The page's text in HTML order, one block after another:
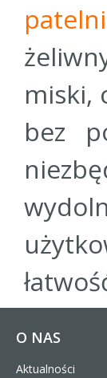
miski,
bez
O NAS
Aktualności